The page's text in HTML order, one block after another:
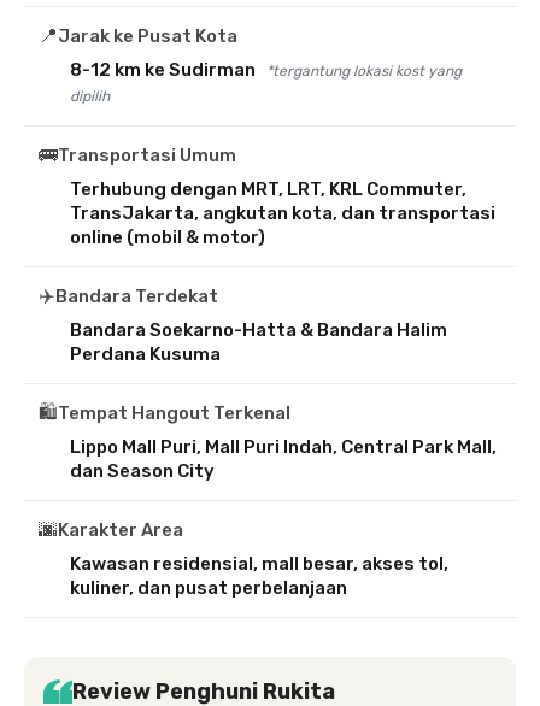
📍Jarak ke Pusat Kota
8-12 km ke Sudirman
*tergantung lokasi kost yang
dipilih
🚌Transportasi Umum
Terhubung dengan MRT, LRT, KRL Commuter,
TransJakarta, angkutan kota, dan transportasi
online (mobil & motor)
✈️Bandara Terdekat
Bandara Soekarno-Hatta & Bandara Halim
Perdana Kusuma
🛍️Tempat Hangout Terkenal
Lippo Mall Puri, Mall Puri Indah, Central Park Mall,
dan Season City
🌆Karakter Area
Kawasan residensial, mall besar, akses tol,
kuliner, dan pusat perbelanjaan
Review Penghuni Rukita